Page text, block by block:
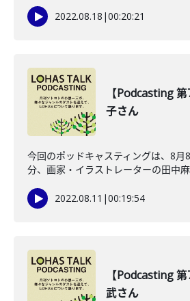
2022.08.18 |00:20:21
【Podcasting
子さん
今回のポッドキャスティングは、8月
分、画家・イラストレーターの田中
2022.08.11 |00:19:54
【Podcasting
武さん